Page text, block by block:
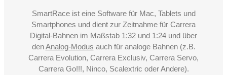
SmartRace ist eine Software für Mac, Tablets und
Smartphones und dient zur Zeitnahme für Carrera
Digital-Bahnen im Maßstab 1:32 und 1:24 und über
denAnalog-Modus auch für analoge Bahnen (z.B.
Carrera Evolution, Carrera Exclusiv, Carrera Servo,
Carrera Go!!!, Ninco, Scalextric oder Andere).